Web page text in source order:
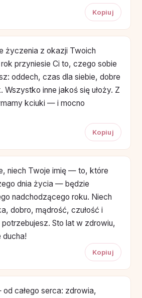
Kopiuj
życzenia z okazji Twoich
przyniesie Ci to, czego sobie
oddech, czas dla siebie, dobre
Wszystko inne jakoś się ułoży. Z
kciuki — i mocno
Kopiuj
niech Twoje imię — to, które
dnia życia — będzie
nadchodzącego roku. Niech
dobro, mądrość, czułość i
Sto lat w zdrowiu,
ducha!
Kopiuj
całego serca: zdrowia,